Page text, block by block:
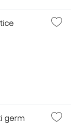
germ